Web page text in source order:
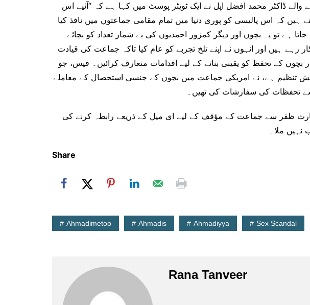
ڈاکٹر محمد افضل اپل نے ایک ٹویٹر پوسٹ میں کہا ہے کہ “آئیے اس
ہیں کہ اس پالیسی کو پوری دنیا میں تمام مقامی جماعتوں میں نافذ کیا
ہے تو یہ بچوں اور دیگر کمزور احمدیوں کی بے شمار تعداد کو بچائے
رہے ہیں اور انہوں نے اپنے تلخ تجربے کو عام کیا تاکہ جماعت کی قیادت
بچوں کے تحفظ کو یقینی بنانے کے لیے اقدامات متعارف کرائیں۔ فیس، جو
تنظیم ہے، نے امریکی جماعت میں بچوں کے جنسی استحصال کے معاملے
تحفظات کی سفارشات کی تھیں۔
ظفر سے جماعت کے مؤقف کے لیے ای میل کے ذریعے رابطہ کرنے کی
ملا۔
Share
Ahmadimetoo Ahmadis Ahmadiyya Sex Scandal
Rana Tanveer